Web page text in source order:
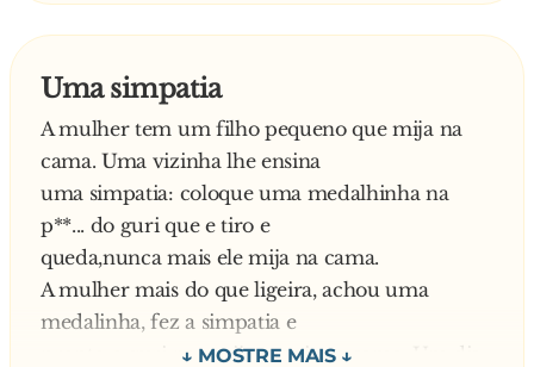
as últimas homenagens a sua sogra. Foi quando
- E agora uma salva de palmas pro ?Assador?.
Uma simpatia
A mulher tem um filho pequeno que mija na
cama. Uma vizinha lhe ensina
uma simpatia: coloque uma medalhinha na
p**... do guri que e tiro e
queda,nunca mais ele mija na cama.
A mulher mais do que ligeira, achou uma
medalinha, fez a simpatia e
pronto o guri nao mijou mais na cama. Um dia,